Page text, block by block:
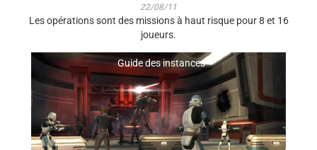
22/08/11
Les opérations sont des missions à haut risque pour 8 et 16
joueurs.
Guide des instances